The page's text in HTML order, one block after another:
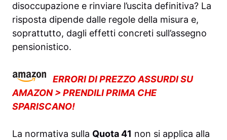
disoccupazione e rinviare l’uscita definitiva? La
risposta dipende dalle regole della misura e,
soprattutto, dagli effetti concreti sull’assegno
pensionistico.
ERRORI DI PREZZO ASSURDI SU
AMAZON > PRENDILI PRIMA CHE
SPARISCANO!
La normativa sulla Quota 41 non si applica alla